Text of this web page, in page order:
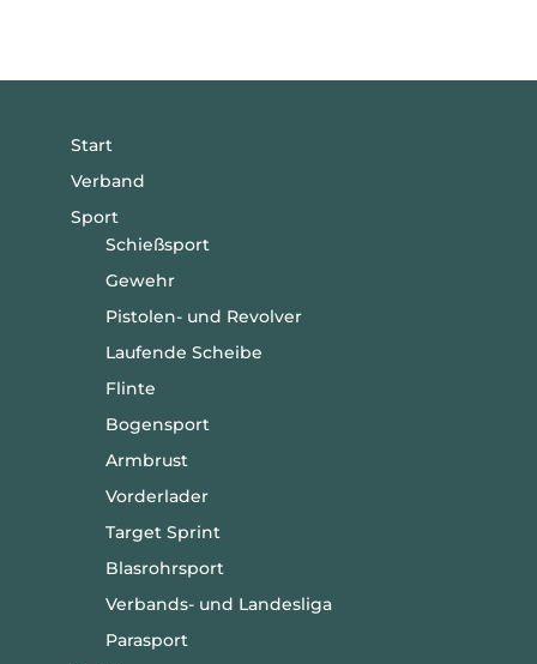
Start
Verband
Sport
Schießsport
Gewehr
Pistolen- und Revolver
Laufende Scheibe
Flinte
Bogensport
Armbrust
Vorderlader
Target Sprint
Blasrohrsport
Verbands- und Landesliga
Parasport